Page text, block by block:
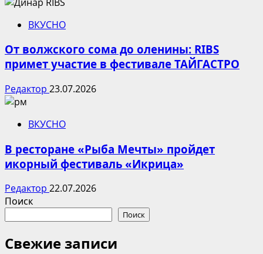
ВКУСНО
От волжского сома до оленины: RIBS
примет участие в фестивале ТАЙГАСТРО
Редактор 23.07.2026
ВКУСНО
В ресторане «Рыба Мечты» пройдет
икорный фестиваль «Икрица»
Редактор 22.07.2026
Поиск
Поиск
Свежие записи